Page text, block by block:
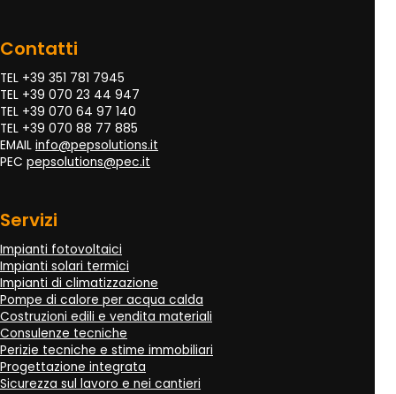
Contatti
TEL +39 351 781 7945
TEL +39 070 23 44 947
TEL +39 070 64 97 140
TEL +39 070 88 77 885
EMAIL info@pepsolutions.it
PEC pepsolutions@pec.it
Servizi
Impianti fotovoltaici
Impianti solari termici
Impianti di climatizzazione
Pompe di calore per acqua calda
Costruzioni edili e vendita materiali
Consulenze tecniche
Perizie tecniche e stime immobiliari
Progettazione integrata
Sicurezza sul lavoro e nei cantieri